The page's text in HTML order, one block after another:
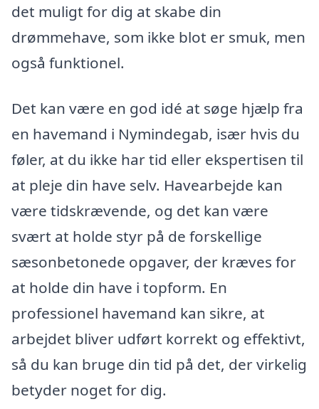
det muligt for dig at skabe din
drømmehave, som ikke blot er smuk, men
også funktionel.
Det kan være en god idé at søge hjælp fra
en havemand i Nymindegab, især hvis du
føler, at du ikke har tid eller ekspertisen til
at pleje din have selv. Havearbejde kan
være tidskrævende, og det kan være
svært at holde styr på de forskellige
sæsonbetonede opgaver, der kræves for
at holde din have i topform. En
professionel havemand kan sikre, at
arbejdet bliver udført korrekt og effektivt,
så du kan bruge din tid på det, der virkelig
betyder noget for dig.